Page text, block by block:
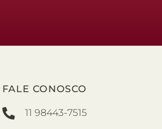
FALE CONOSCO
11 98443-7515